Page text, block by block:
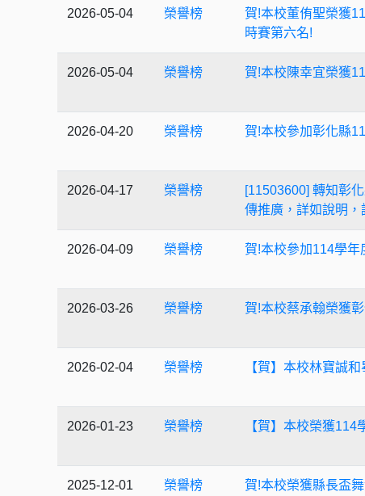
2026-05-04 榮譽榜
賀!本校董侑聖榮獲
時賽第六名!
2026-05-04 榮譽榜 賀!本校陳幸宜榮獲
2026-04-20 榮譽榜 賀!本校參加彰化縣
2026-04-17 榮譽榜
[11503600] 轉知彰
傳推廣，詳如說明，
2026-04-09 榮譽榜 賀!本校參加114學年
2026-03-26 榮譽榜 賀!本校蔡承翰榮獲
2026-02-04 榮譽榜 【賀】本校林寶誠
2026-01-23 榮譽榜 【賀】本校榮獲
2025-12-01 榮譽榜 賀!本校榮獲縣長盃